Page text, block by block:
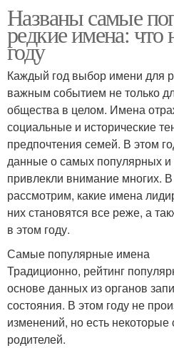
Названы самые
редкие имена: что
году
Каждый год выбор имени для
важным событием не только
общества в целом. Имена
социальные и исторические
предпочтения семей. В этом
данные о самых популярных и
привлекли внимание многих.
рассмотрим, какие имена
них становятся все реже, а
в этом году.
Самые популярные имена
Традиционно, рейтинг
основе данных из органов
состояния. В этом году не
изменений, но есть некоторые
родителей.